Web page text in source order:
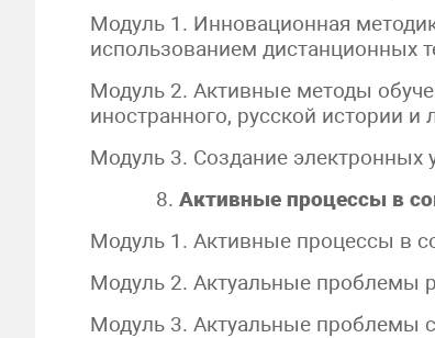
Модуль 1. Инновационная
использованием дистанционных
Модуль 2. Активные методы
иностранного, русской истории и
Модуль 3. Создание электронных
8. Активные процессы в
Модуль 1. Активные процессы в
Модуль 2. Актуальные проблемы
Модуль 3. Актуальные проблемы